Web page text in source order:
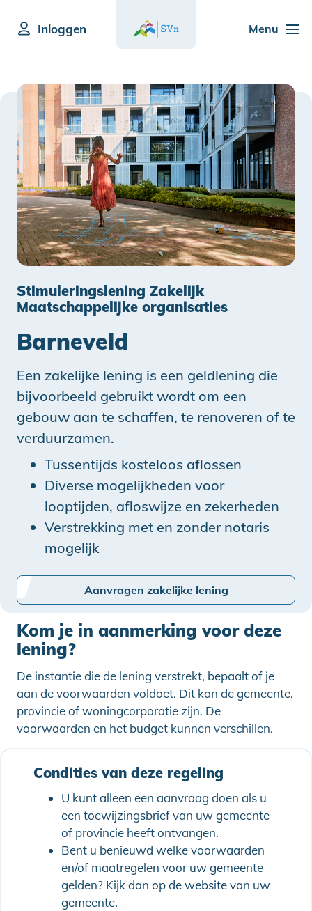
Menu
Inloggen
Stimuleringslening Zakelijk
Maatschappelijke organisaties
Barneveld
Een zakelijke lening is een geldlening die
bijvoorbeeld gebruikt wordt om een
gebouw aan te schaffen, te renoveren of te
verduurzamen.
Tussentijds kosteloos aflossen
Diverse mogelijkheden voor
looptijden, afloswijze en zekerheden
Verstrekking met en zonder notaris
mogelijk
Aanvragen zakelijke lening
Kom je in aanmerking voor deze
lening?
De instantie die de lening verstrekt, bepaalt of je
aan de voorwaarden voldoet. Dit kan de gemeente,
provincie of woningcorporatie zijn. De
voorwaarden en het budget kunnen verschillen.
Condities van deze regeling
U kunt alleen een aanvraag doen als u
een toewijzingsbrief van uw gemeente
of provincie heeft ontvangen.
Bent u benieuwd welke voorwaarden
en/of maatregelen voor uw gemeente
gelden? Kijk dan op de website van uw
gemeente.